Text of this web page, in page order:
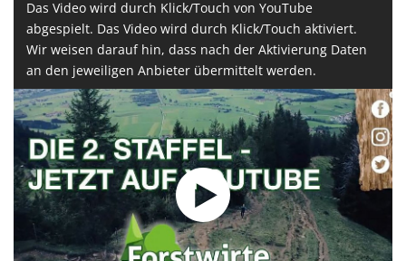
Das Video wird durch Klick/Touch von YouTube
abgespielt. Das Video wird durch Klick/Touch aktiviert.
Wir weisen darauf hin, dass nach der Aktivierung Daten
an den jeweiligen Anbieter übermittelt werden.